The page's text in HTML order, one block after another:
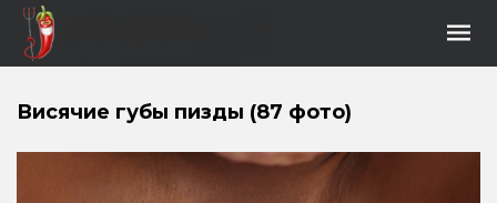
Висячие губы пизды (87 фото)